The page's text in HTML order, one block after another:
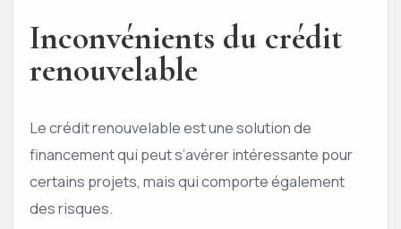
Inconvénients du crédit
renouvelable
Le crédit renouvelable est une solution de
financement qui peut s’avérer intéressante pour
certains projets, mais qui comporte également
des risques.